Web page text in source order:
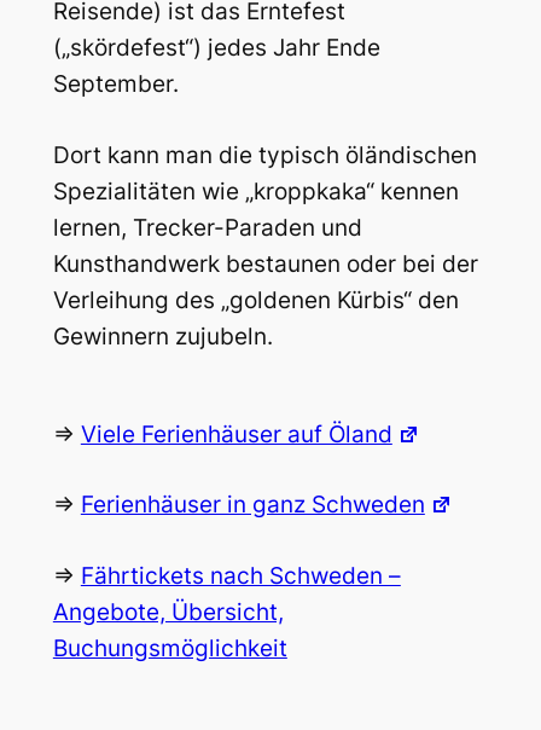
Reisende) ist das Erntefest
(„skördefest“) jedes Jahr Ende
September.
Dort kann man die typisch öländischen
Spezialitäten wie „kroppkaka“ kennen
lernen, Trecker-Paraden und
Kunsthandwerk bestaunen oder bei der
Verleihung des „goldenen Kürbis“ den
Gewinnern zujubeln.
=> Viele Ferienhäuser auf Öland
=> Ferienhäuser in ganz Schweden
=> Fährtickets nach Schweden –
Angebote, Übersicht,
Buchungsmöglichkeit